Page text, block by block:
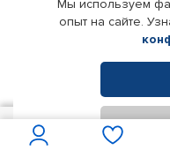
Корпоративным
Поставщикам
© КАМАЗ ЦЕНТР ДОНЕЦК,
Интернет-магазин
Мы используем
опыт на сайте.